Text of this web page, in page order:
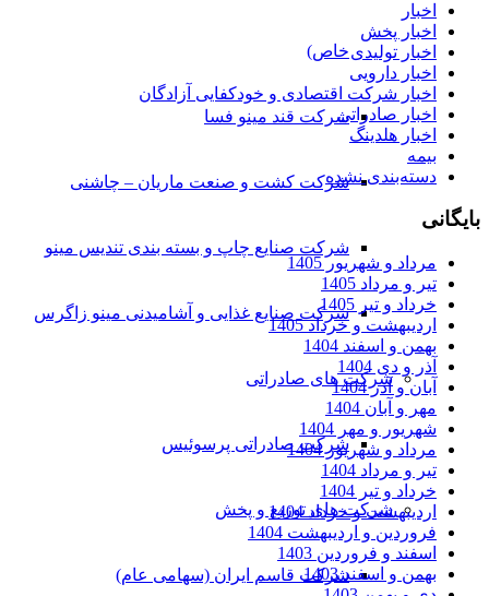
خاص)
شرکت قند مینو فسا
شرکت کشت و صنعت ماریان – چاشنی
شرکت صنایع چاپ و بسته بندی تندیس مینو
شرکت صنایع غذایی و آشامیدنی مینو زاگرس
شرکت های صادراتی
شرکت صادراتی پرسوئیس
شرکت های توزیع و پخش
شرکت قاسم ایران (سهامی عام)
اخبار
اخبار پخش
اخبار تولیدی
اخبار دارویی
اخبار شرکت اقتصادی و خودکفایی آزادگان
اخبار صادراتی
اخبار هلدینگ
بیمه
دسته‌بندی نشده
بایگانی
مرداد و شهریور 1405
تیر و مرداد 1405
خرداد و تیر 1405
اردیبهشت و خرداد 1405
بهمن و اسفند 1404
آذر و دی 1404
آبان و آذر 1404
مهر و آبان 1404
شهریور و مهر 1404
مرداد و شهریور 1404
تیر و مرداد 1404
خرداد و تیر 1404
اردیبهشت و خرداد 1404
فروردین و اردیبهشت 1404
اسفند و فروردین 1403
بهمن و اسفند 1403